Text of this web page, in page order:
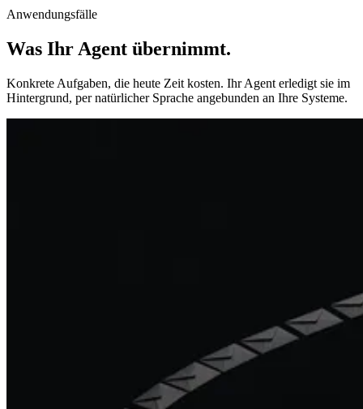
Anwendungsfälle
Was Ihr Agent übernimmt.
Konkrete Aufgaben, die heute Zeit kosten. Ihr Agent erledigt sie im
Hintergrund, per natürlicher Sprache angebunden an Ihre Systeme.